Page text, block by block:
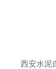
西安水泥